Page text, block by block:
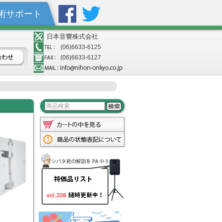
サポート
日本音響株式会社
(06)6633-6125
(06)6633-6127